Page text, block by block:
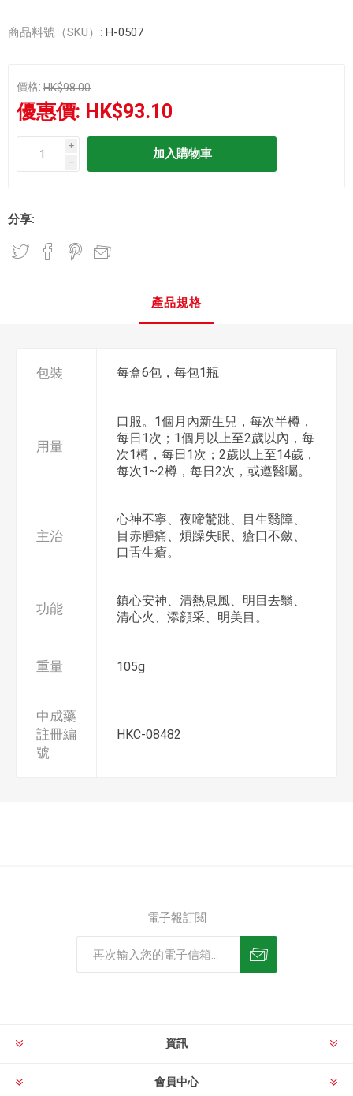
商品料號（SKU）: H-0507
價格:HK$98.00
優惠價: HK$93.10
i
h
分享:
產品規格
包裝 每盒6包，每包1瓶
用量
口服。1個月內新生兒，每次半樽，
每日1次；1個月以上至2歲以內，每
次1樽，每日1次；2歲以上至14歲，
每次1~2樽，每日2次，或遵醫囑。
主治
心神不寧、夜啼驚跳、目生翳障、
目赤腫痛、煩躁失眠、瘡口不斂、
口舌生瘡。
功能
鎮心安神、清熱息風、明目去翳、
清心火、添顔采、明美目。
重量 105g
中成藥
註冊編
號
HKC-08482
電子報訂閱
資訊
會員中心